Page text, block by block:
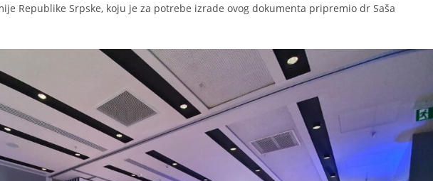
Republike Srpske, koju je za potrebe izrade ovog dokumenta pripremio dr Saša